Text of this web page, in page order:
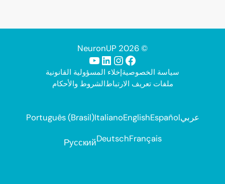
© 2026 NeuronUP
فيسبوك
إنستجرام
لينكد إن
يوتيوب
سياسة الخصوصيةإخلاء المسؤولية القانونية
ملفات تعريف الارتباطالشروط والأحكام
عربيEspañol
English
Italiano
Português (Brasil)
Français
Deutsch
Русский